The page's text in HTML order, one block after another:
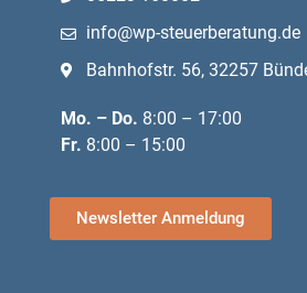
info@wp-steuerberatung.de
Bahnhofstr. 56, 32257
Mo. – Do. 8:00 – 17:00
Fr. 8:00 – 15:00
Newsletter Anmeldung